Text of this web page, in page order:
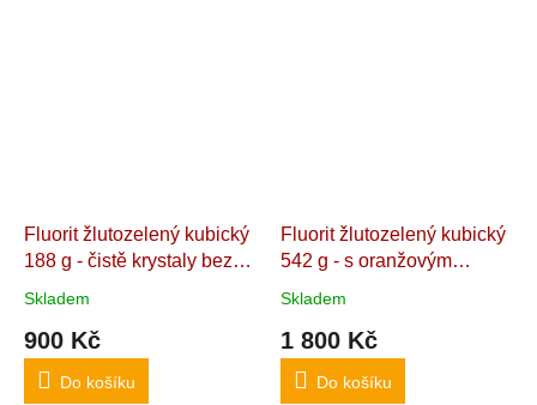
Fluorit žlutozelený kubický
188 g - čistě krystaly bez
neupravovaný "Kámen
x 5,5 cm
Skladem
900 Kč
Do košíku
Fluorit žlutozelený kubický
542 g - s oranžovým
géniů". Maroko. 13,3 x 8,1
Skladem
1 800 Kč
Do košíku